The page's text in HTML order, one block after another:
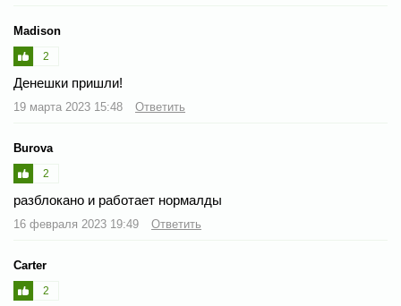
Madison
2
Денешки пришли!
19 марта 2023 15:48 Ответить
Burova
2
разблокано и работает нормалды
16 февраля 2023 19:49 Ответить
Carter
2